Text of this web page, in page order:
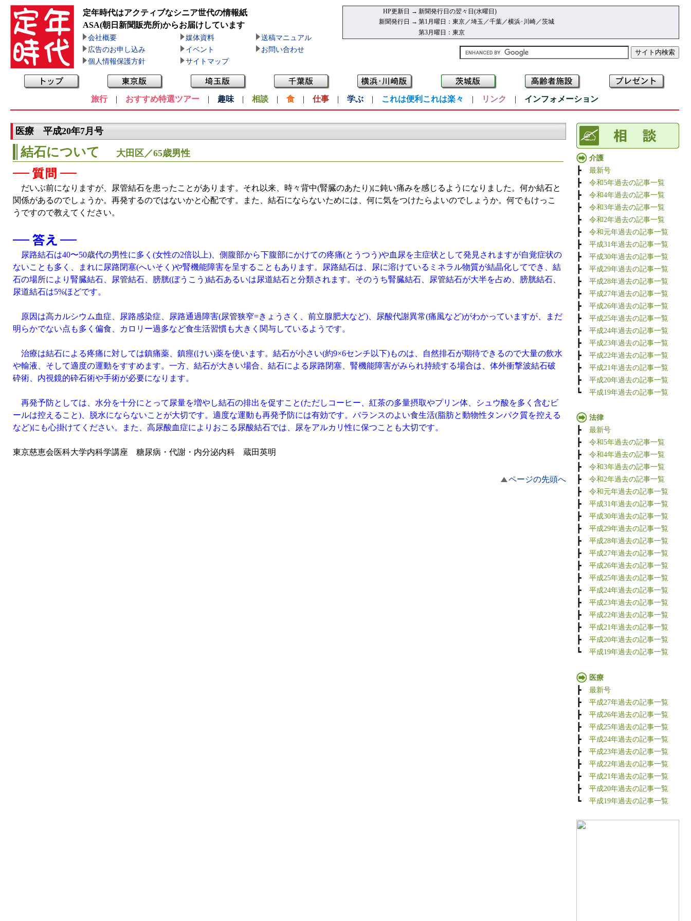
定年時代はアクティブなシニア世代の情報紙
ASA(朝日新聞販売所)からお届けしています
会社概要 媒体資料
送稿マニュアル
広告のお申し込み
イベント
お問い合わせ
個人情報保護方針
サイトマップ
HP更新日 → 新聞発行日の翌々日(水曜日)
新聞発行日 → 第1月曜日：東京／埼玉／千葉／横浜･川崎／茨城
第3月曜日：東京
旅行| おすすめ特選ツアー | 趣味 | 相談 | 食 | 仕事 | 学ぶ | これは便利これは楽々 | リンク | インフォメーション
医療 平成20年7月号
結石について 大田区／65歳男性
だいぶ前になりますが、尿管結石を患ったことがあります。それ以来、時々背中(腎臓のあたり)に鈍い痛みを感じるようになりました。何か結石と
関係があるのでしょうか。再発するのではないかと心配です。また、結石にならないためには、何に気をつけたらよいのでしょうか。何でもけっこ
うですので教えてください。
尿路結石は40〜50歳代の男性に多く(女性の2倍以上)、側腹部から下腹部にかけての疼痛(とうつう)や血尿を主症状として発見されますが自覚症状の
ないことも多く、まれに尿路閉塞(へいそく)や腎機能障害を呈することもあります。尿路結石は、尿に溶けているミネラル物質が結晶化してでき、結
石の場所により腎臓結石、尿管結石、膀胱(ぼうこう)結石あるいは尿道結石と分類されます。そのうち腎臓結石、尿管結石が大半を占め、膀胱結石、
尿道結石は5%ほどです。
原因は高カルシウム血症、尿路感染症、尿路通過障害(尿管狭窄=きょうさく、前立腺肥大など)、尿酸代謝異常(痛風など)がわかっていますが、まだ
明らかでない点も多く偏食、カロリー過多など食生活習慣も大きく関与しているようです。
治療は結石による疼痛に対しては鎮痛薬、鎮痙(けい)薬を使います。結石が小さい(約9×6センチ以下)ものは、自然排石が期待できるので大量の飲水
や輸液、そして適度の運動をすすめます。一方、結石が大きい場合、結石による尿路閉塞、腎機能障害がみられ持続する場合は、体外衝撃波結石破
砕術、内視鏡的砕石術や手術が必要になります。
再発予防としては、水分を十分にとって尿量を増やし結石の排出を促すこと(ただしコーヒー、紅茶の多量摂取やプリン体、シュウ酸を多く含むビ
ールは控えること)、脱水にならないことが大切です。適度な運動も再発予防には有効です。バランスのよい食生活(脂肪と動物性タンパク質を控える
など)にも心掛けてください。また、高尿酸血症によりおこる尿酸結石では、尿をアルカリ性に保つことも大切です。
東京慈恵会医科大学内科学講座 糖尿病・代謝・内分泌内科 蔵田英明
ページの先頭へ
介護
┣ 最新号
┣ 令和5年過去の記事一覧
┣ 令和4年過去の記事一覧
┣ 令和3年過去の記事一覧
┣ 令和2年過去の記事一覧
┣ 令和元年過去の記事一覧
┣ 平成31年過去の記事一覧
┣ 平成30年過去の記事一覧
┣ 平成29年過去の記事一覧
┣ 平成28年過去の記事一覧
┣ 平成27年過去の記事一覧
┣ 平成26年過去の記事一覧
┣ 平成25年過去の記事一覧
┣ 平成24年過去の記事一覧
┣ 平成23年過去の記事一覧
┣ 平成22年過去の記事一覧
┣ 平成21年過去の記事一覧
┣ 平成20年過去の記事一覧
┗ 平成19年過去の記事一覧
法律
┣ 最新号
┣ 令和5年過去の記事一覧
┣ 令和4年過去の記事一覧
┣ 令和3年過去の記事一覧
┣ 令和2年過去の記事一覧
┣ 令和元年過去の記事一覧
┣ 平成31年過去の記事一覧
┣ 平成30年過去の記事一覧
┣ 平成29年過去の記事一覧
┣ 平成28年過去の記事一覧
┣ 平成27年過去の記事一覧
┣ 平成26年過去の記事一覧
┣ 平成25年過去の記事一覧
┣ 平成24年過去の記事一覧
┣ 平成23年過去の記事一覧
┣ 平成22年過去の記事一覧
┣ 平成21年過去の記事一覧
┣ 平成20年過去の記事一覧
┗ 平成19年過去の記事一覧
医療
┣ 最新号
┣ 平成27年過去の記事一覧
┣ 平成26年過去の記事一覧
┣ 平成25年過去の記事一覧
┣ 平成24年過去の記事一覧
┣ 平成23年過去の記事一覧
┣ 平成22年過去の記事一覧
┣ 平成21年過去の記事一覧
┣ 平成20年過去の記事一覧
┗ 平成19年過去の記事一覧